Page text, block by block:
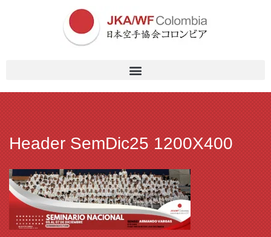
Header SemDic25 1200X400